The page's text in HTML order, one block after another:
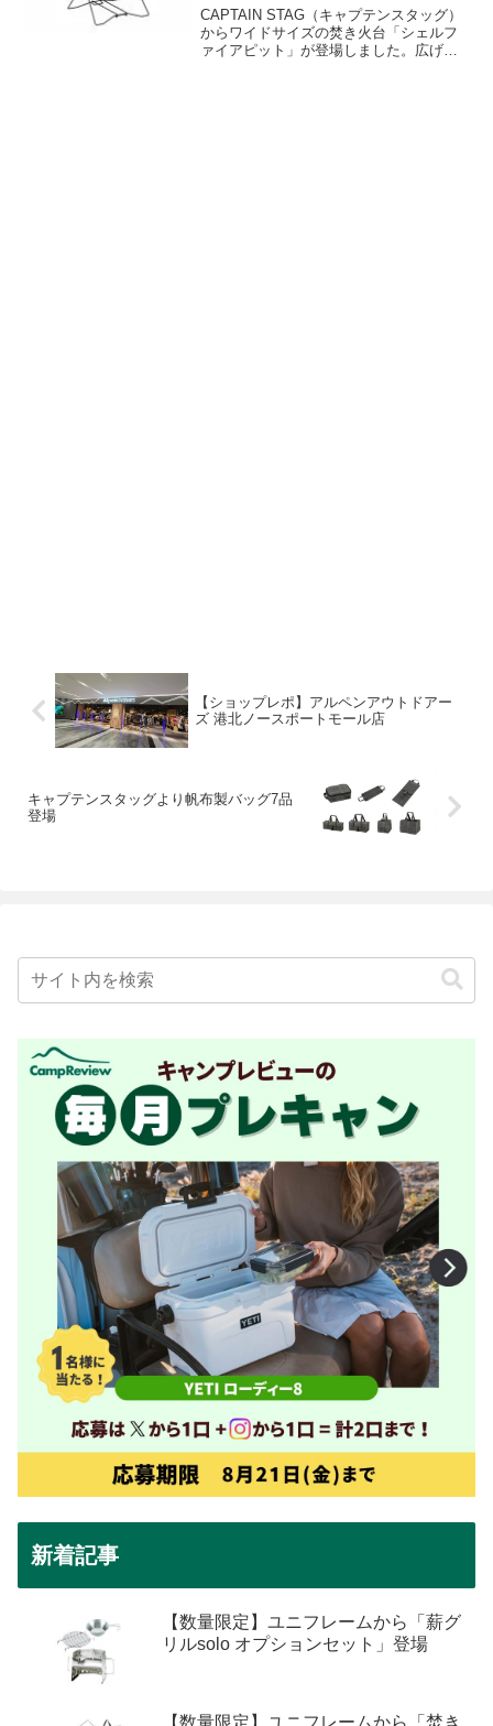
CAPTAIN STAG（キャプテンスタッグ）
からワイドサイズの焚き火台「シェルフ
ァイアピット」が登場しました。広げる
【ショップレポ】アルペンアウトドアー
ズ 港北ノースポートモール店
キャプテンスタッグより帆布製バッグ7品
登場
新着記事
【数量限定】ユニフレームから「薪グ
リルsolo オプションセット」登場
【数量限定】ユニフレームから「焚き